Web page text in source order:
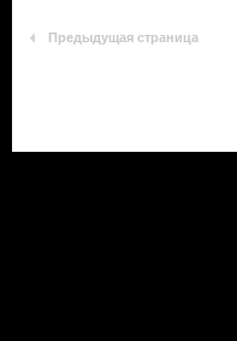
Предыдущая страница